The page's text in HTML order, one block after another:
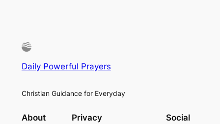
Daily Powerful Prayers
Christian Guidance for Everyday
About Privacy Social